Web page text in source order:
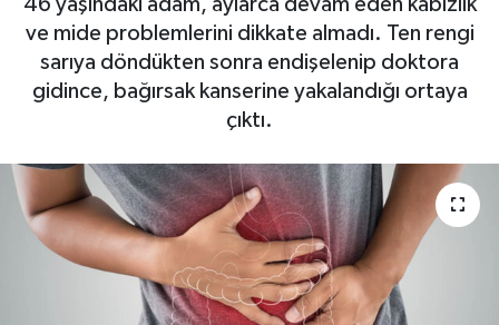
46 yaşındaki adam, aylarca devam eden kabızlık
ve mide problemlerini dikkate almadı. Ten rengi
sarıya döndükten sonra endişelenip doktora
gidince, bağırsak kanserine yakalandığı ortaya
çıktı.
Haber Arşivi